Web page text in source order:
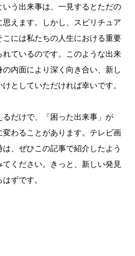
いう出来事は、一見するとただの
えます。しかし、スピリチュア
こには私たちの人生における重要
れているのです。このような出来
内面により深く向き合い、新し
としていただければ幸いです。
だけで、「困った出来事」が
変わることがあります。テレビ画
、ぜひこの記事で紹介したよう
ください。きっと、新しい発見
ずです。